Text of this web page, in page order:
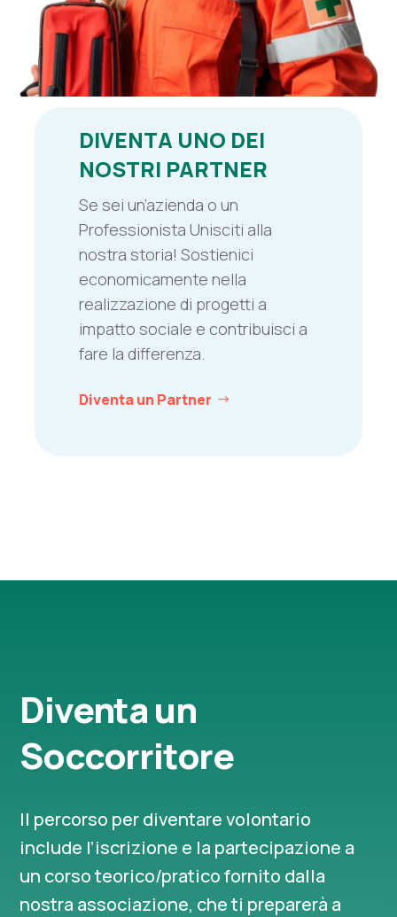
DIVENTA UNO DEI
NOSTRI PARTNER
Se sei un’azienda o un
Professionista Unisciti alla
nostra storia! Sostienici
economicamente nella
realizzazione di progetti a
impatto sociale e contribuisci a
fare la differenza.
Diventa un Partner
Diventa un
Soccorritore
Il percorso per diventare volontario
include l’iscrizione e la partecipazione a
un corso teorico/pratico fornito dalla
nostra associazione, che ti preparerà a